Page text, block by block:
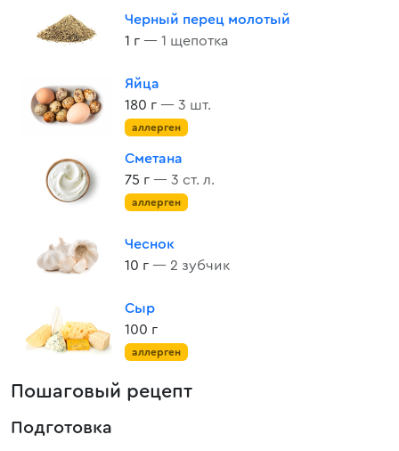
Черный перец молотый
1 г — 1 щепотка
Яйца
180 г — 3 шт.
аллерген
Сметана
75 г — 3 ст. л.
аллерген
Чеснок
10 г — 2 зубчик
Сыр
100 г
аллерген
Пошаговый рецепт
Подготовка